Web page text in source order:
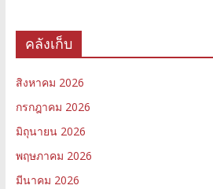
คลังเก็บ
สิงหาคม 2026
กรกฎาคม 2026
มิถุนายน 2026
พฤษภาคม 2026
มีนาคม 2026